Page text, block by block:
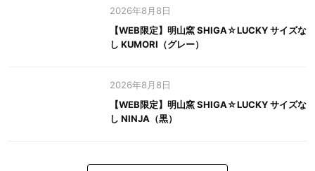
2026年8月8日
【WEB限定】明山窯 SHIGA☆LUCKY サイズな
し KUMORI（グレー）
2026年8月8日
【WEB限定】明山窯 SHIGA☆LUCKY サイズな
し NINJA（黒）